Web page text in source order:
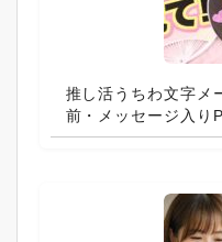
推し活うちわ文字メ
前・メッセージ入り